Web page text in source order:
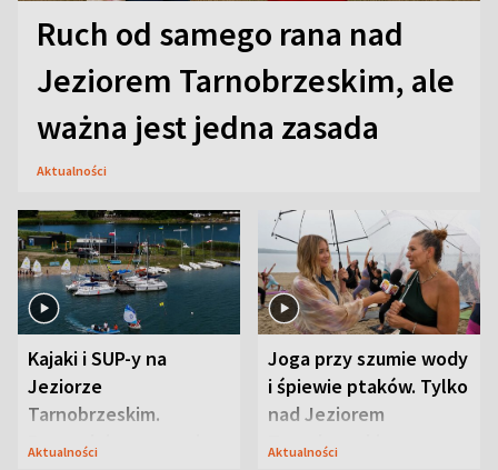
Ruch od samego rana nad
Jeziorem Tarnobrzeskim, ale
ważna jest jedna zasada
Aktualności
Kajaki i SUP-y na
Jeziorze
Tarnobrzeskim.
Przyrodnicy zwracają
Aktualności
Joga przy szumie wody
i śpiewie ptaków. Tylko
nad Jeziorem
Tarnobrzeskim
Aktualności